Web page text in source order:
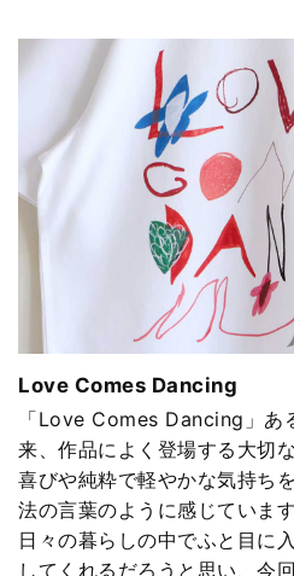
Love Comes Dancing
「Love Comes Dancing」あ
来、作品によく登場する大切
喜びや純粋で軽やかな気持ち
法の言葉のように感じています
日々の暮らしの中でふと目に
してくれるだろうと思い、今